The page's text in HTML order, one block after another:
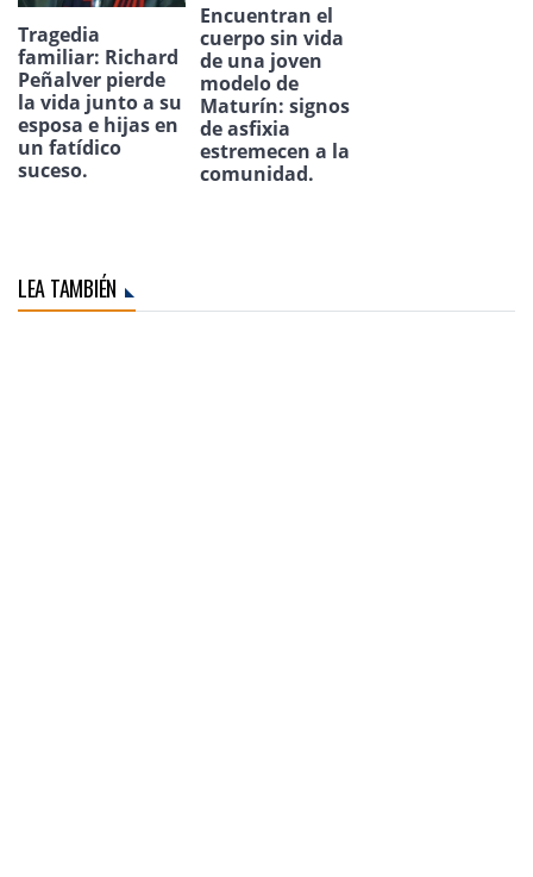
Tragedia
familiar: Richard
Peñalver pierde
la vida junto a su
esposa e hijas en
un fatídico
suceso.
Encuentran el
cuerpo sin vida
de una joven
modelo de
Maturín: signos
de asfixia
estremecen a la
comunidad.
LEA TAMBIÉN